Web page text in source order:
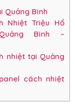
Quảng Bình
Nhiệt Triệu Hổ
Bình –
nhiệt tại Quảng
cách nhiệt